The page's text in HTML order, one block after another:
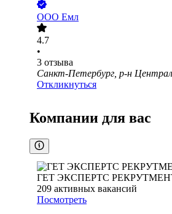
ООО Емл
4.7
•
3 отзыва
Санкт-Петербург, р-н
Откликнуться
Компании для вас
ГЕТ ЭКСПЕРТС
209 активных вакансий
Посмотреть